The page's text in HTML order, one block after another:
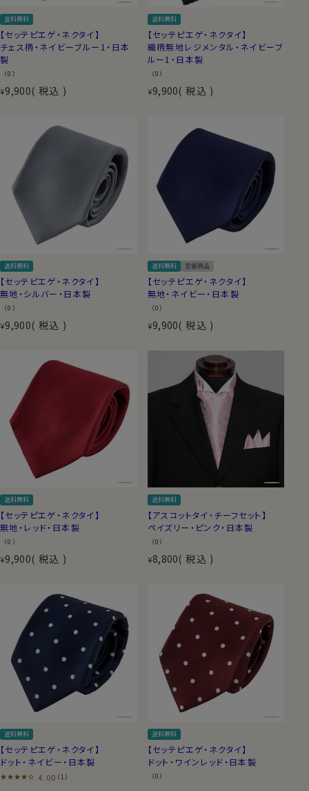
送料無料
【セッテピエゲ・ネクタイ】
チェス柄・ネイビーブルー1・日本
製
（0）
¥9,900 税込
送料無料
【セッテピエゲ・ネクタイ】
織柄無地レジメンタル・ネイビーブ
ルー1・日本製
（0）
¥9,900 税込
送料無料
【セッテピエゲ・ネクタイ】
無地・シルバー・日本製
（0）
¥9,900 税込
送料無料 定番商品
【セッテピエゲ・ネクタイ】
無地・ネイビー・日本製
（0）
¥9,900 税込
送料無料
【セッテピエゲ・ネクタイ】
無地・レッド・日本製
（0）
¥9,900 税込
送料無料
【アスコットタイ・チーフセット】
ペイズリー・ピンク・日本製
（0）
¥8,800 税込
送料無料
【セッテピエゲ・ネクタイ】
ドット・ネイビー・日本製
4.00 （1）
送料無料
【セッテピエゲ・ネクタイ】
ドット・ワインレッド・日本製
（0）